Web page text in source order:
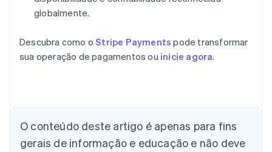
globalmente.
Descubra como oStripe Payments pode transformar
sua operação de pagamentos ou inicie agora.
O conteúdo deste artigo é apenas para fins
gerais de informação e educação e não deve
Deutsch English
Austrália